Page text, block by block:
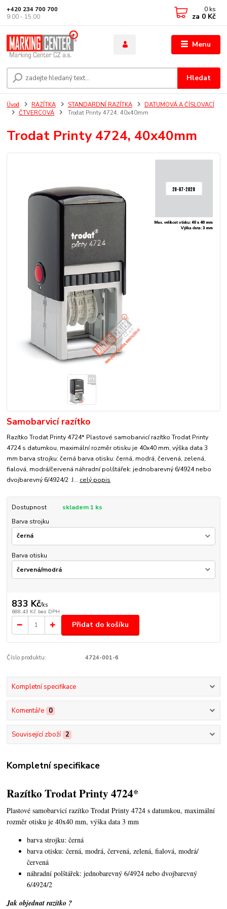
Menu
Hledat
+420 234 700 700
9:00 - 15:00
0 ks
za 0 Kč
Úvod RAZÍTKA STANDARDNÍ RAZÍTKA
DATUMOVÁ A ČÍSLOVACÍ
ČTVERCOVÁ
Trodat Printy 4724, 40x40mm
Trodat Printy 4724, 40x40mm
Samobarvicí razítko
Razítko Trodat Printy 4724* Plastové samobarvicí razítko Trodat Printy
4724 s datumkou, maximální rozměr otisku je 40x40 mm, výška data 3
mm barva strojku: černá barva otisku: černá, modrá, červená, zelená,
fialová, modrá/červená náhradní polštářek: jednobarevný 6/4924 nebo
dvojbarevný 6/4924/2 J... celý popis
Dostupnost
skladem 1 ks
Barva strojku
Barva otisku
833 Kč/ks
688,43 Kč bez DPH
Přidat do košíku
Číslo produktu: 4724-001-6
Kompletní specifikace
Komentáře 0
Související zboží 2
Kompletní specifikace
Razítko Trodat Printy 4724*
Plastové samobarvicí razítko Trodat Printy 4724 s datumkou,maximální
rozměr otisku je 40x40 mm, výška data 3 mm
barva strojku: černá
barva otisku: černá, modrá, červená, zelená, fialová, modrá/
červená
náhradní polštářek: jednobarevný 6/4924 nebo dvojbarevný
6/4924/2
Jak objednat razítko ?